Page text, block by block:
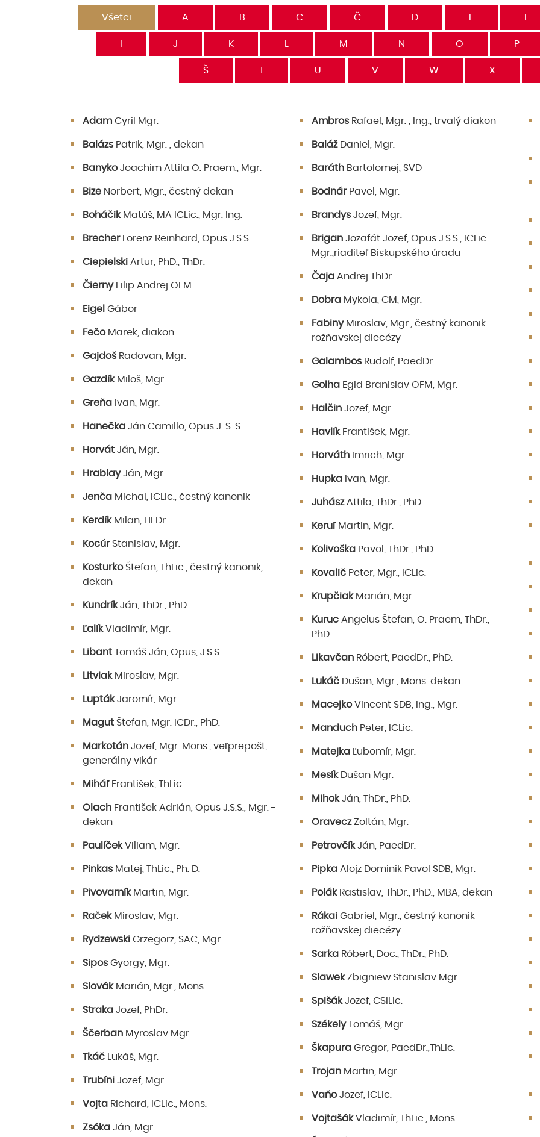
Všetci A B C Č D E F
J K L M N O P
Š T U V W X
Adam Cyril Mgr. Ambros Rafael, Mgr. , Ing., trvalý diakon
Balázs Patrik, Mgr. , dekan BalážDaniel, Mgr.
BanykoJoachim Attila O. Praem., Mgr. Baráth Bartolomej, SVD
Bize Norbert, Mgr., čestný dekan BodnárPavel, Mgr.
BoháčikMatúš, MA ICLic., Mgr. Ing. Brandys Jozef, Mgr.
BrecherLorenz Reinhard, Opus J.S.S. Brigan Jozafát Jozef, Opus J.S.S., ICLic.
Mgr.,riaditeľ Biskupského úradu
Ciepielski Artur, PhD., ThDr.
Čaja Andrej ThDr.
ČiernyFilip Andrej OFM
Dobra Mykola, CM, Mgr.
Eigel Gábor
FabinyMiroslav, Mgr., čestný kanonik
rožňavskej diecézy
FečoMarek, diakon
Gajdoš Radovan, Mgr.
Galambos Rudolf, PaedDr.
GazdíkMiloš, Mgr.
Golha Egid Branislav OFM, Mgr.
Greňa Ivan, Mgr.
Halčin Jozef, Mgr.
Hanečka Ján Camillo, Opus J. S. S.
HavlíkFrantišek, Mgr.
Horvát Ján, Mgr.
Horváth Imrich, Mgr.
HrablayJán, Mgr.
Hupka Ivan, Mgr.
Jenča Michal, ICLic., čestný kanonik
JuhászAttila, ThDr., PhD.
KerdíkMilan, HEDr.
KeruľMartin, Mgr.
KocúrStanislav, Mgr.
Kolivoška Pavol, ThDr., PhD.
KosturkoŠtefan, ThLic., čestný kanonik,
dekan
Kovalič Peter, Mgr., ICLic.
KrupčiakMarián, Mgr.
KundríkJán, ThDr., PhD.
Kuruc Angelus Štefan, O. Praem, ThDr.,
PhD.
ĽalíkVladimír, Mgr.
Libant Tomáš Ján, Opus, J.S.S
Likavčan Róbert, PaedDr., PhD.
LitviakMiroslav, Mgr.
Lukáč Dušan, Mgr., Mons. dekan
LuptákJaromír, Mgr.
MacejkoVincent SDB, Ing., Mgr.
Magut Štefan, Mgr. ICDr., PhD.
Manduch Peter, ICLic.
Markotán Jozef, Mgr. Mons., veľprepošt,
generálny vikár
Matejka Ľubomír, Mgr.
MesíkDušan Mgr.
MiháľFrantišek, ThLic.
MihokJán, ThDr., PhD.
Olach František Adrián, Opus J.S.S., Mgr. -
dekan
OraveczZoltán, Mgr.
PaulíčekViliam, Mgr. PetrovčíkJán, PaedDr.
Pinkas Matej, ThLic., Ph. D. Pipka Alojz Dominik Pavol SDB, Mgr.
PivovarníkMartin, Mgr. PolákRastislav, ThDr., PhD., MBA, dekan
RačekMiroslav, Mgr. Rákai Gabriel, Mgr., čestný kanonik
rožňavskej diecézy
Rydzewski Grzegorz, SAC, Mgr.
Sarka Róbert, Doc., ThDr., PhD.
Sipos Gyorgy, Mgr.
SlawekZbigniew Stanislav Mgr.
SlovákMarián, Mgr., Mons.
SpišákJozef, CSILic.
Straka Jozef, PhDr.
SzékelyTomáš, Mgr.
Ščerban Myroslav Mgr.
Škapura Gregor, PaedDr.,ThLic.
Tkáč Lukáš, Mgr.
Trojan Martin, Mgr.
Trubíni Jozef, Mgr.
VaňoJozef, ICLic.
Vojta Richard, ICLic., Mons.
VojtašákVladimír, ThLic., Mons.
Zsóka Ján, Mgr.